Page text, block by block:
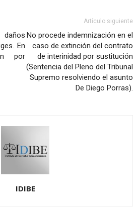
En
por
Artículo siguiente
No procede indemnización en el
caso de extinción del contrato
de interinidad por sustitución
(Sentencia del Pleno del Tribunal
Supremo resolviendo el asunto
De Diego Porras).
IDIBE